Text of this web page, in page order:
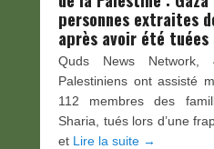
personnes extraites
après avoir été
Quds News
Palestiniens ont assisté
112 membres des
Sharia, tués lors d’une
et Lire la suite →